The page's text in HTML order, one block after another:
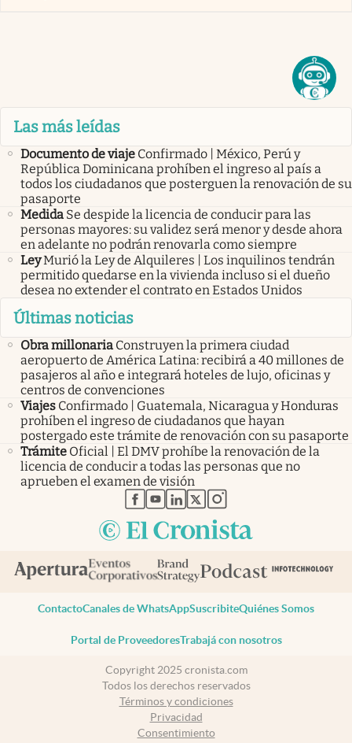
Las más leídas
Documento de viaje Confirmado | México, Perú y
República Dominicana prohíben el ingreso al país a
todos los ciudadanos que posterguen la renovación de su
pasaporte
Medida Se despide la licencia de conducir para las
personas mayores: su validez será menor y desde ahora
en adelante no podrán renovarla como siempre
LeyMurió la Ley de Alquileres | Los inquilinos tendrán
permitido quedarse en la vivienda incluso si el dueño
desea no extender el contrato en Estados Unidos
Últimas noticias
Obra millonaria Construyen la primera ciudad
aeropuerto de América Latina: recibirá a 40 millones de
pasajeros al año e integrará hoteles de lujo, oficinas y
centros de convenciones
Viajes Confirmado | Guatemala, Nicaragua y Honduras
prohíben el ingreso de ciudadanos que hayan
postergado este trámite de renovación con su pasaporte
Trámite Oficial | El DMV prohíbe la renovación de la
licencia de conducir a todas las personas que no
aprueben el examen de visión
abre en nueva pestaña
abre en nueva pestaña
abre en nueva pestaña
abre en nueva pestaña
abre en nueva pestaña
ContactoCanales de WhatsAppSuscribiteQuiénes Somos
Portal de ProveedoresTrabajá con nosotros
Copyright 2025 cronista.com
Todos los derechos reservados
Términos y condiciones
Privacidad
Consentimiento